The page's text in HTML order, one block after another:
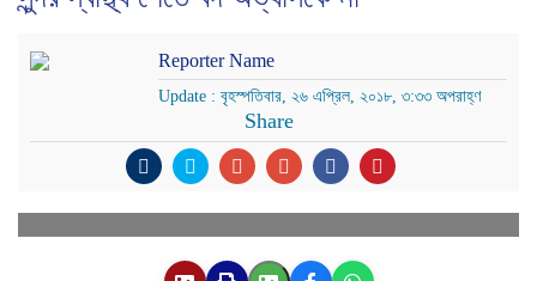
Reporter Name
Update : বৃহস্পতিবার, ২৬ এপ্রিল, ২০১৮, ৩:৩৩ অপরাহ্ণ
Share